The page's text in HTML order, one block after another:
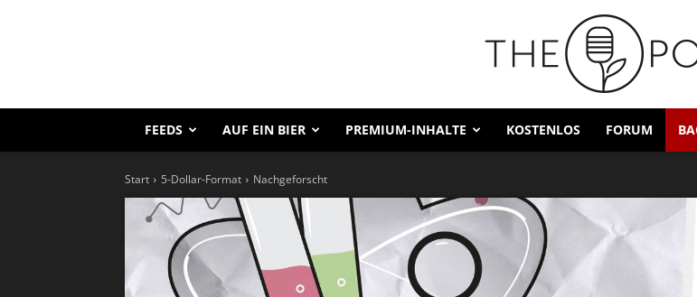
FEEDS AUF EIN BIER PREMIUM-INHALTE KOSTENLOS FORUM
Start 5-Dollar-Format Nachgeforscht